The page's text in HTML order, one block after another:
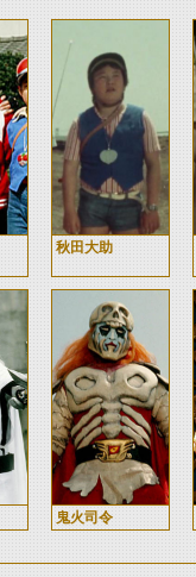
秋田大助
鬼火司令